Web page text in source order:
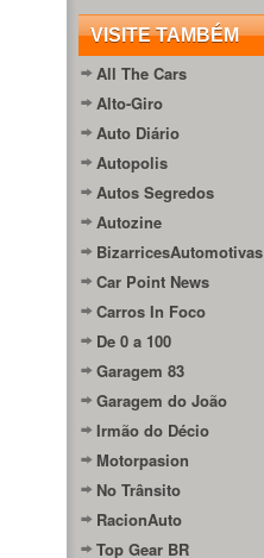
VISITE TAMBÉM
All The Cars
Alto-Giro
Auto Diário
Autopolis
Autos Segredos
Autozine
BizarricesAutomotivas
Car Point News
Carros In Foco
De 0 a 100
Garagem 83
Garagem do João
Irmão do Décio
Motorpasion
No Trânsito
RacionAuto
Top Gear BR